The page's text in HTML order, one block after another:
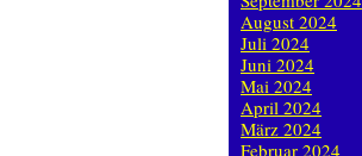
August 2024
Juli 2024
Juni 2024
Mai 2024
April 2024
März 2024
Februar 2024